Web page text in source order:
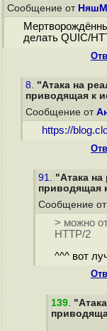
Сообщение от
делать QUIC/
8. "Атака на
приводящая к
Сообщение от
https://
91. "Атака на
приводящая
Сообщение от
> можно
HTTP/2
^^^ вот
139.